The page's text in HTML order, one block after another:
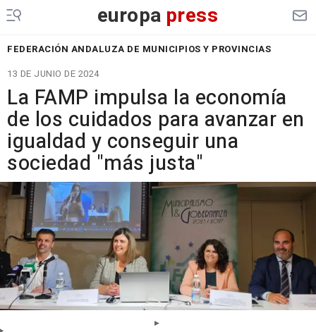
europa press
FEDERACIÓN ANDALUZA DE MUNICIPIOS Y PROVINCIAS
13 DE JUNIO DE 2024
La FAMP impulsa la economía
de los cuidados para avanzar en
igualdad y conseguir una
sociedad "más justa"